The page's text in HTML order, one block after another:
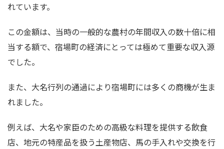
れています。
この金額は、当時の一般的な農村の年間収入の数十倍に相
当する額で、宿場町の経済にとっては極めて重要な収入源
でした。
また、大名行列の通過により宿場町には多くの商機が生ま
れました。
例えば、大名や家臣のための高級な料理を提供する飲食
店、地元の特産品を扱う土産物店、馬の手入れや交換を行